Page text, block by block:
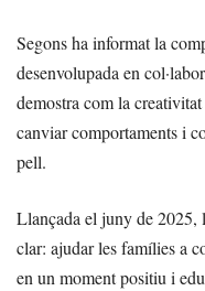
Segons ha informat la
desenvolupada en
demostra com la
canviar comportaments i
pell.
Llançada el juny de 2025,
clar: ajudar les famílies a
en un moment positiu i